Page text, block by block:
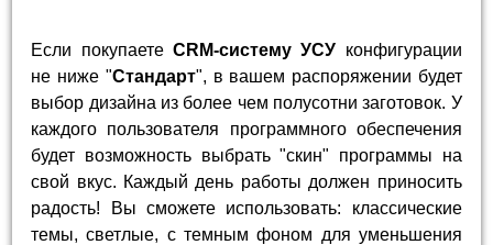
Если покупаете CRM-систему УСУ конфигурации
не ниже "Стандарт", в вашем распоряжении будет
выбор дизайна из более чем полусотни заготовок. У
каждого пользователя программного обеспечения
будет возможность выбрать "скин" программы на
свой вкус. Каждый день работы должен приносить
радость! Вы сможете использовать: классические
темы, светлые, с темным фоном для уменьшения